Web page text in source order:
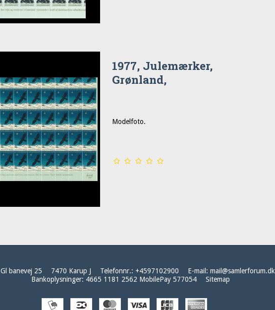
1977, Julemærker,
Grønland,
Modelfoto.
Gl banevej 25 7470 Karup J Telefonnr.: +4597102900 E-mail : mail@samlerforum.dk
Bankoplysninger: 4665 1181 2562 MobilePay 577054 Sitemap